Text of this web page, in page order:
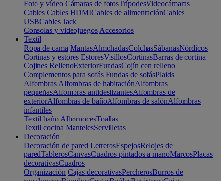
Foto y vídeo Cámaras de fotosTrípodesVideocámaras
Cables Cables HDMICables de alimentaciónCables
USBCables Jack
Consolas y videojuegos Accesorios
Textil
Ropa de cama MantasAlmohadasColchasSábanasNórdicos
Cortinas y estores EstoresVisillosCortinasBarras de cortina
Cojines RellenoExteriorFundasCojín con relleno
Complementos para sofás Fundas de sofásPlaids
Alfombras Alfombras de habitaciónAlfombras
pequeñasAlfombras antideslizantesAlfombras de
exteriorAlfombras de bañoAlfombras de salónAlfombras
infantiles
Textil baño AlbornocesToallas
Textil cocina MantelesServilletas
Decoración
Decoración de pared LetrerosEspejosRelojes de
paredTablerosCanvasCuadros pintados a manoMarcosPlacas
decorativasCuadros
Organización Cajas decorativasPercherosBurros de